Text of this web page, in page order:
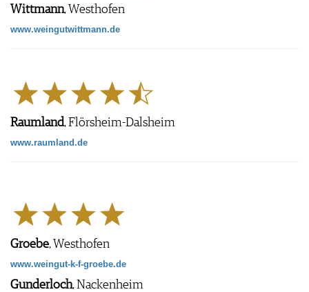
Wittmann, Westhofen
www.weingutwittmann.de
Raumland, Flörsheim-Dalsheim
www.raumland.de
Groebe, Westhofen
www.weingut-k-f-groebe.de
Gunderloch, Nackenheim